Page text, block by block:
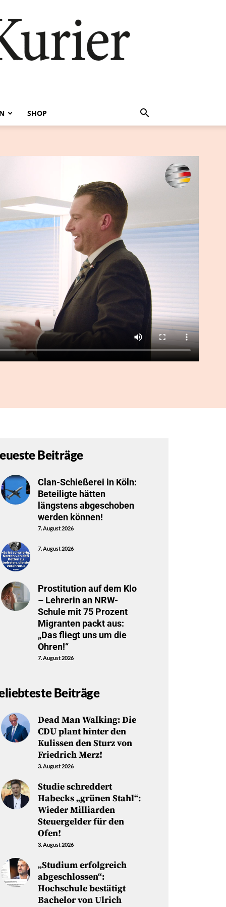
SHOP
Beiträge
Clan-Schießerei in Köln:
Beteiligte hätten
längstens abgeschoben
werden können!
7. August 2026
7. August 2026
Prostitution auf dem Klo
– Lehrerin an NRW-
Schule mit 75 Prozent
Migranten packt aus:
„Das fliegt uns um die
Ohren!“
7. August 2026
Beiträge
Dead Man Walking: Die
CDU plant hinter den
Kulissen den Sturz von
Friedrich Merz!
3. August 2026
Studie schreddert
Habecks „grünen Stahl“:
Wieder Milliarden
Steuergelder für den
Ofen!
3. August 2026
„Studium erfolgreich
abgeschlossen“:
Hochschule bestätigt
Bachelor von Ulrich